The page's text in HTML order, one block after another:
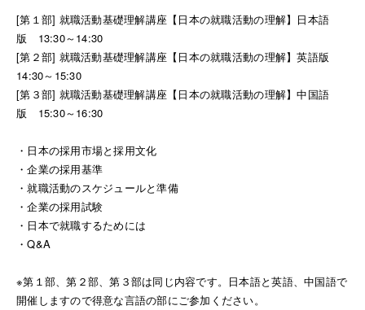
[第１部] 就職活動基礎理解講座【日本の就職活動の理解】日本語
版 13:30～14:30
[第２部] 就職活動基礎理解講座【日本の就職活動の理解】英語版
14:30～15:30
[第３部] 就職活動基礎理解講座【日本の就職活動の理解】中国語
版 15:30～16:30
・日本の採用市場と採用文化
・企業の採用基準
・就職活動のスケジュールと準備
・企業の採用試験
・日本で就職するためには
・Q&A
※第１部、第２部、第３部は同じ内容です。日本語と英語、中国語で
開催しますので得意な言語の部にご参加ください。